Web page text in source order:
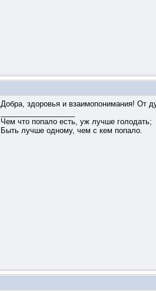
Добра, здоровья и взаимопонимания! От
Чем что попало есть, уж лучше голодать;
Быть лучше одному, чем с кем попало.